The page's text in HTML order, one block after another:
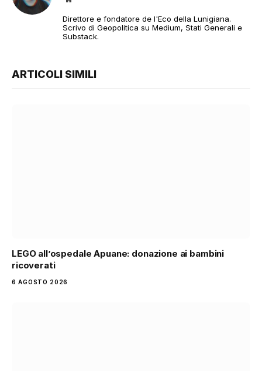
Direttore e fondatore de l'Eco della Lunigiana.
Scrivo di Geopolitica su Medium, Stati Generali e
Substack.
ARTICOLI SIMILI
LEGO all’ospedale Apuane: donazione ai bambini
ricoverati
6 AGOSTO 2026